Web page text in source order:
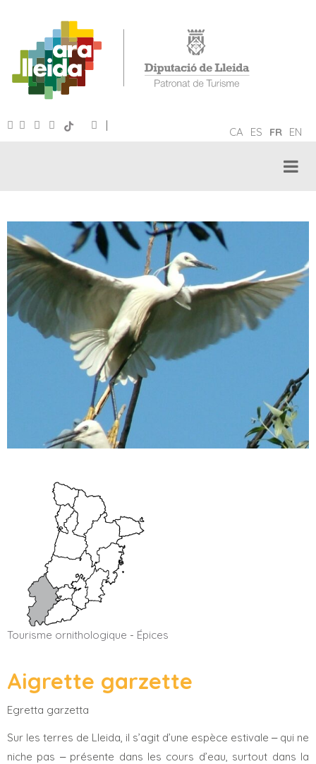
CA ES FR EN
|
Tourisme ornithologique - Épices
Aigrette garzette
Egretta garzetta
Sur les terres de Lleida, il s’agit d’une espèce estivale ‒ qui ne
niche pas ‒ présente dans les cours d’eau, surtout dans la